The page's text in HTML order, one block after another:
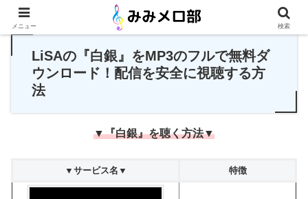
PR
LiSAの『白銀』をMP3のフルで無料ダ
ウンロード！配信を安全に視聴する方
法
▼『白銀』を聴く方法▼
▼サービス名▼ 特徴
メニュー 検索